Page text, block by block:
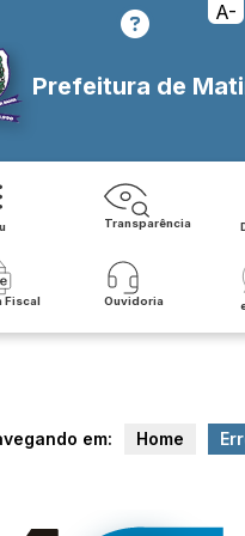
contratos-covid/json A-
Prefeitura de
Transparência
Fiscal Ouvidoria
em: Home